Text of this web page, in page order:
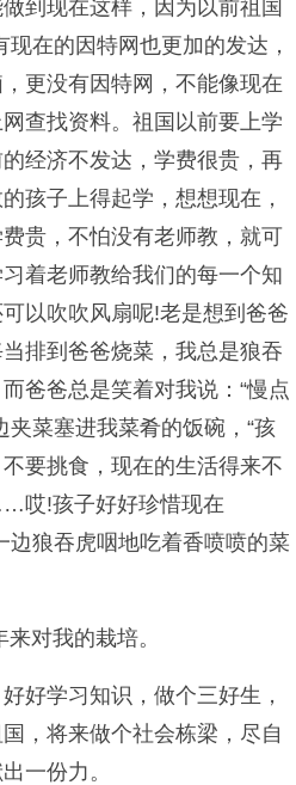
到现在这样，因为以前祖国
在的因特网也更加的发达，
更没有因特网，不能像现在
查找资料。祖国以前要上学
经济不发达，学费很贵，再
孩子上得起学，想想现在，
贵，不怕没有老师教，就可
着老师教给我们的每一个知
以吹吹风扇呢!老是想到爸爸
排到爸爸烧菜，我总是狼吞
爸爸总是笑着对我说：“慢点
夹菜塞进我菜肴的饭碗，“孩
要挑食，现在的生活得来不
哎!孩子好好珍惜现在
边狼吞虎咽地吃着香喷喷的菜
对我的栽培。
好学习知识，做个三好生，
，将来做个社会栋梁，尽自
一份力。